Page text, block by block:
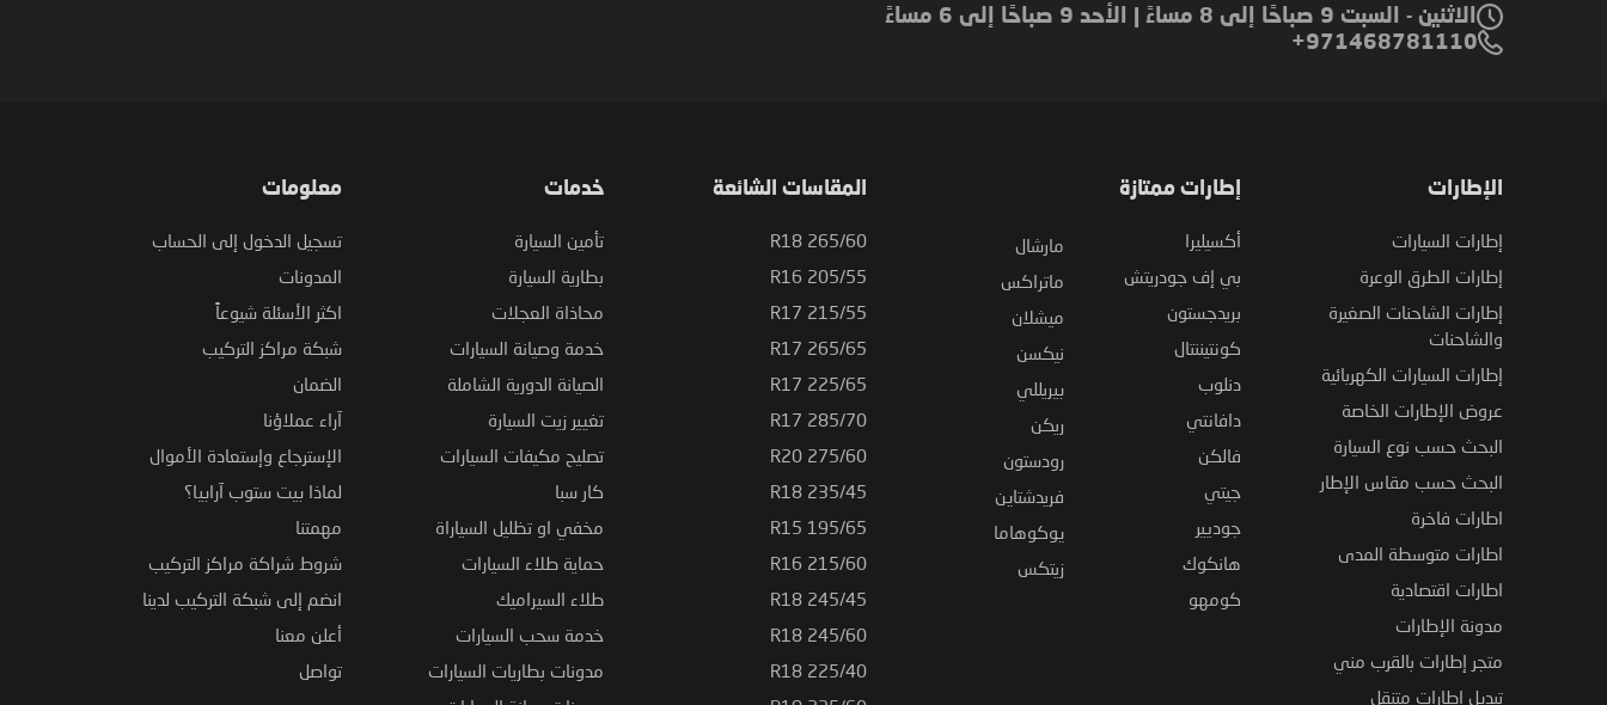
الاثنين - السبت 9 صباحًا إلى 8 مساءً | الأحد 9 صباحًا إلى 6 مساءً
971468781110+
الإطارات
إطارات السيارات
إطارات الطرق الوعرة
إطارات الشاحنات الصغيرة
والشاحنات
إطارات السيارات الكهربائية
عروض الإطارات الخاصة
البحث حسب نوع السيارة
البحث حسب مقاس الإطار
اطارات فاخرة
اطارات متوسطة المدى
اطارات اقتصادية
مدونة الإطارات
متجر إطارات بالقرب مني
تبديل اطارات متنقل
إطارات ممتازة
أكسيليرا
بي إف جودريتش
بريدجستون
كونتيننتال
دنلوب
دافانتي
فالكن
جيتي
جوديير
هانكوك
كومهو
مارشال
ماتراكس
ميشلان
نيكسن
بيريللي
ريكن
رودستون
فريدشتاين
يوكوهاما
زيتكس
المقاسات الشائعة
265/60 R18
205/55 R16
215/55 R17
265/65 R17
225/65 R17
285/70 R17
275/60 R20
235/45 R18
195/65 R15
215/60 R16
245/45 R18
245/60 R18
225/40 R18
خدمات
تأمين السيارة
بطارية السيارة
محاذاة العجلات
خدمة وصيانة السيارات
الصيانة الدورية الشاملة
تغيير زيت السيارة
تصليح مكيفات السيارات
كار سبا
مخفي او تظليل السياراة
حماية طلاء السيارات
طلاء السيراميك
خدمة سحب السيارات
مدونات بطاريات السيارات
معلومات
تسجيل الدخول إلى الحساب
المدونات
اكثر الأسئلة شيوعاً
شبكة مراكز التركيب
الضمان
آراء عملاؤنا
الإسترجاع وإستعادة الأموال
لماذا بيت ستوب آرابيا؟
مهمتنا
شروط شراكة مراكز التركيب
انضم إلى شبكة التركيب لدينا
أعلن معنا
تواصل